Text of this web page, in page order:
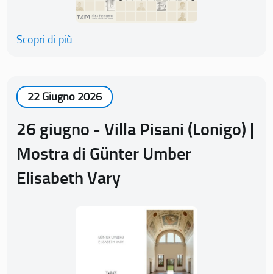
Scopri di più
22 Giugno 2026
26 giugno - Villa Pisani (Lonigo) |
Mostra di Günter Umber
Elisabeth Vary